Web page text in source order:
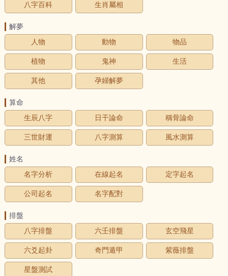
八字百科 生肖屬相
解夢
人物
動物 物品
植物 鬼神 生活
其他 孕婦解夢
算命
生辰八字
日干論命 稱骨論命
三世財運 八字測算 風水測算
姓名
名字分析
在線起名 定字起名
公司起名 名字配對
排盤
八字排盤
六壬排盤 玄空飛星
六爻起卦 奇門遁甲 紫薇排盤
星盤測試